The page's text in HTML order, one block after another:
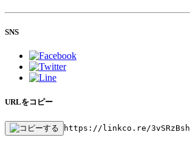
SNS
URLをコピー
https://linkco.re/3vSRzBsh